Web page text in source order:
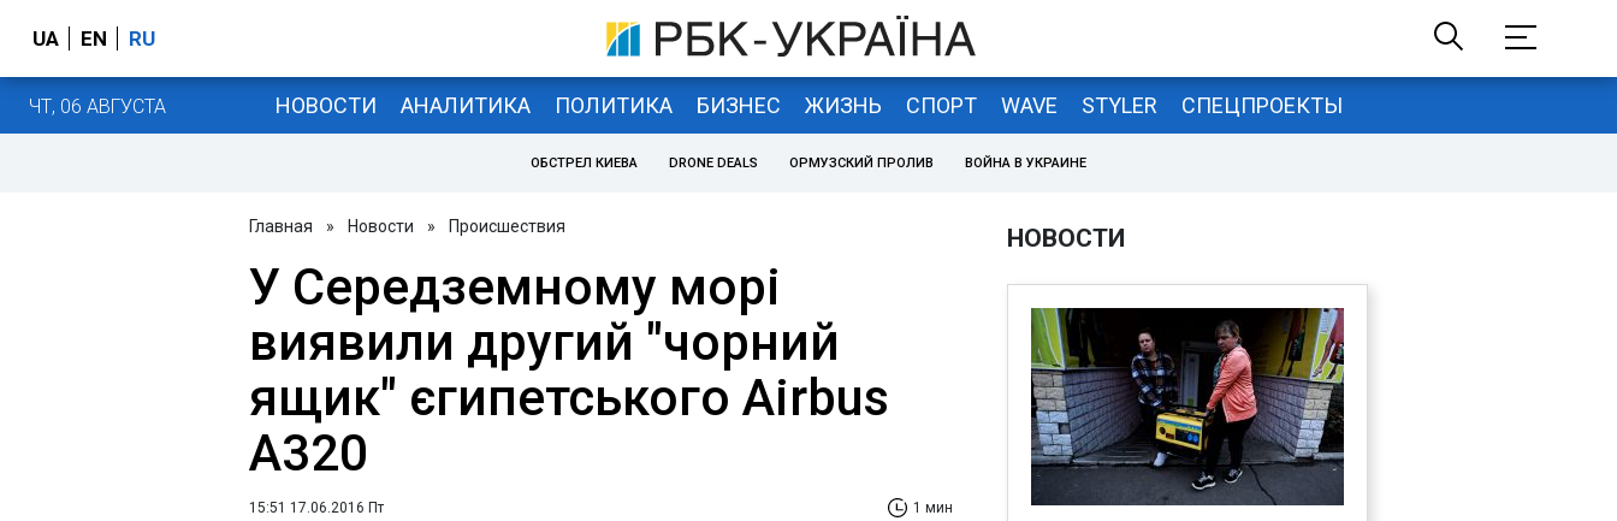
UA EN RU
ЧТ, 06 АВГУСТА НОВОСТИ АНАЛИТИКА ПОЛИТИКА БИЗНЕС ЖИЗНЬ СПОРТ WAVE STYLER СПЕЦПРОЕКТЫ
ОБСТРЕЛ КИЕВА DRONE DEALS ОРМУЗСКИЙ ПРОЛИВ ВОЙНА В УКРАИНЕ
Главная » Новости » Происшествия
У Середземному морі
виявили другий "чорний
ящик" єгипетського Airbus
A320
15:51 17.06.2016 Пт 1 мин
НОВОСТИ